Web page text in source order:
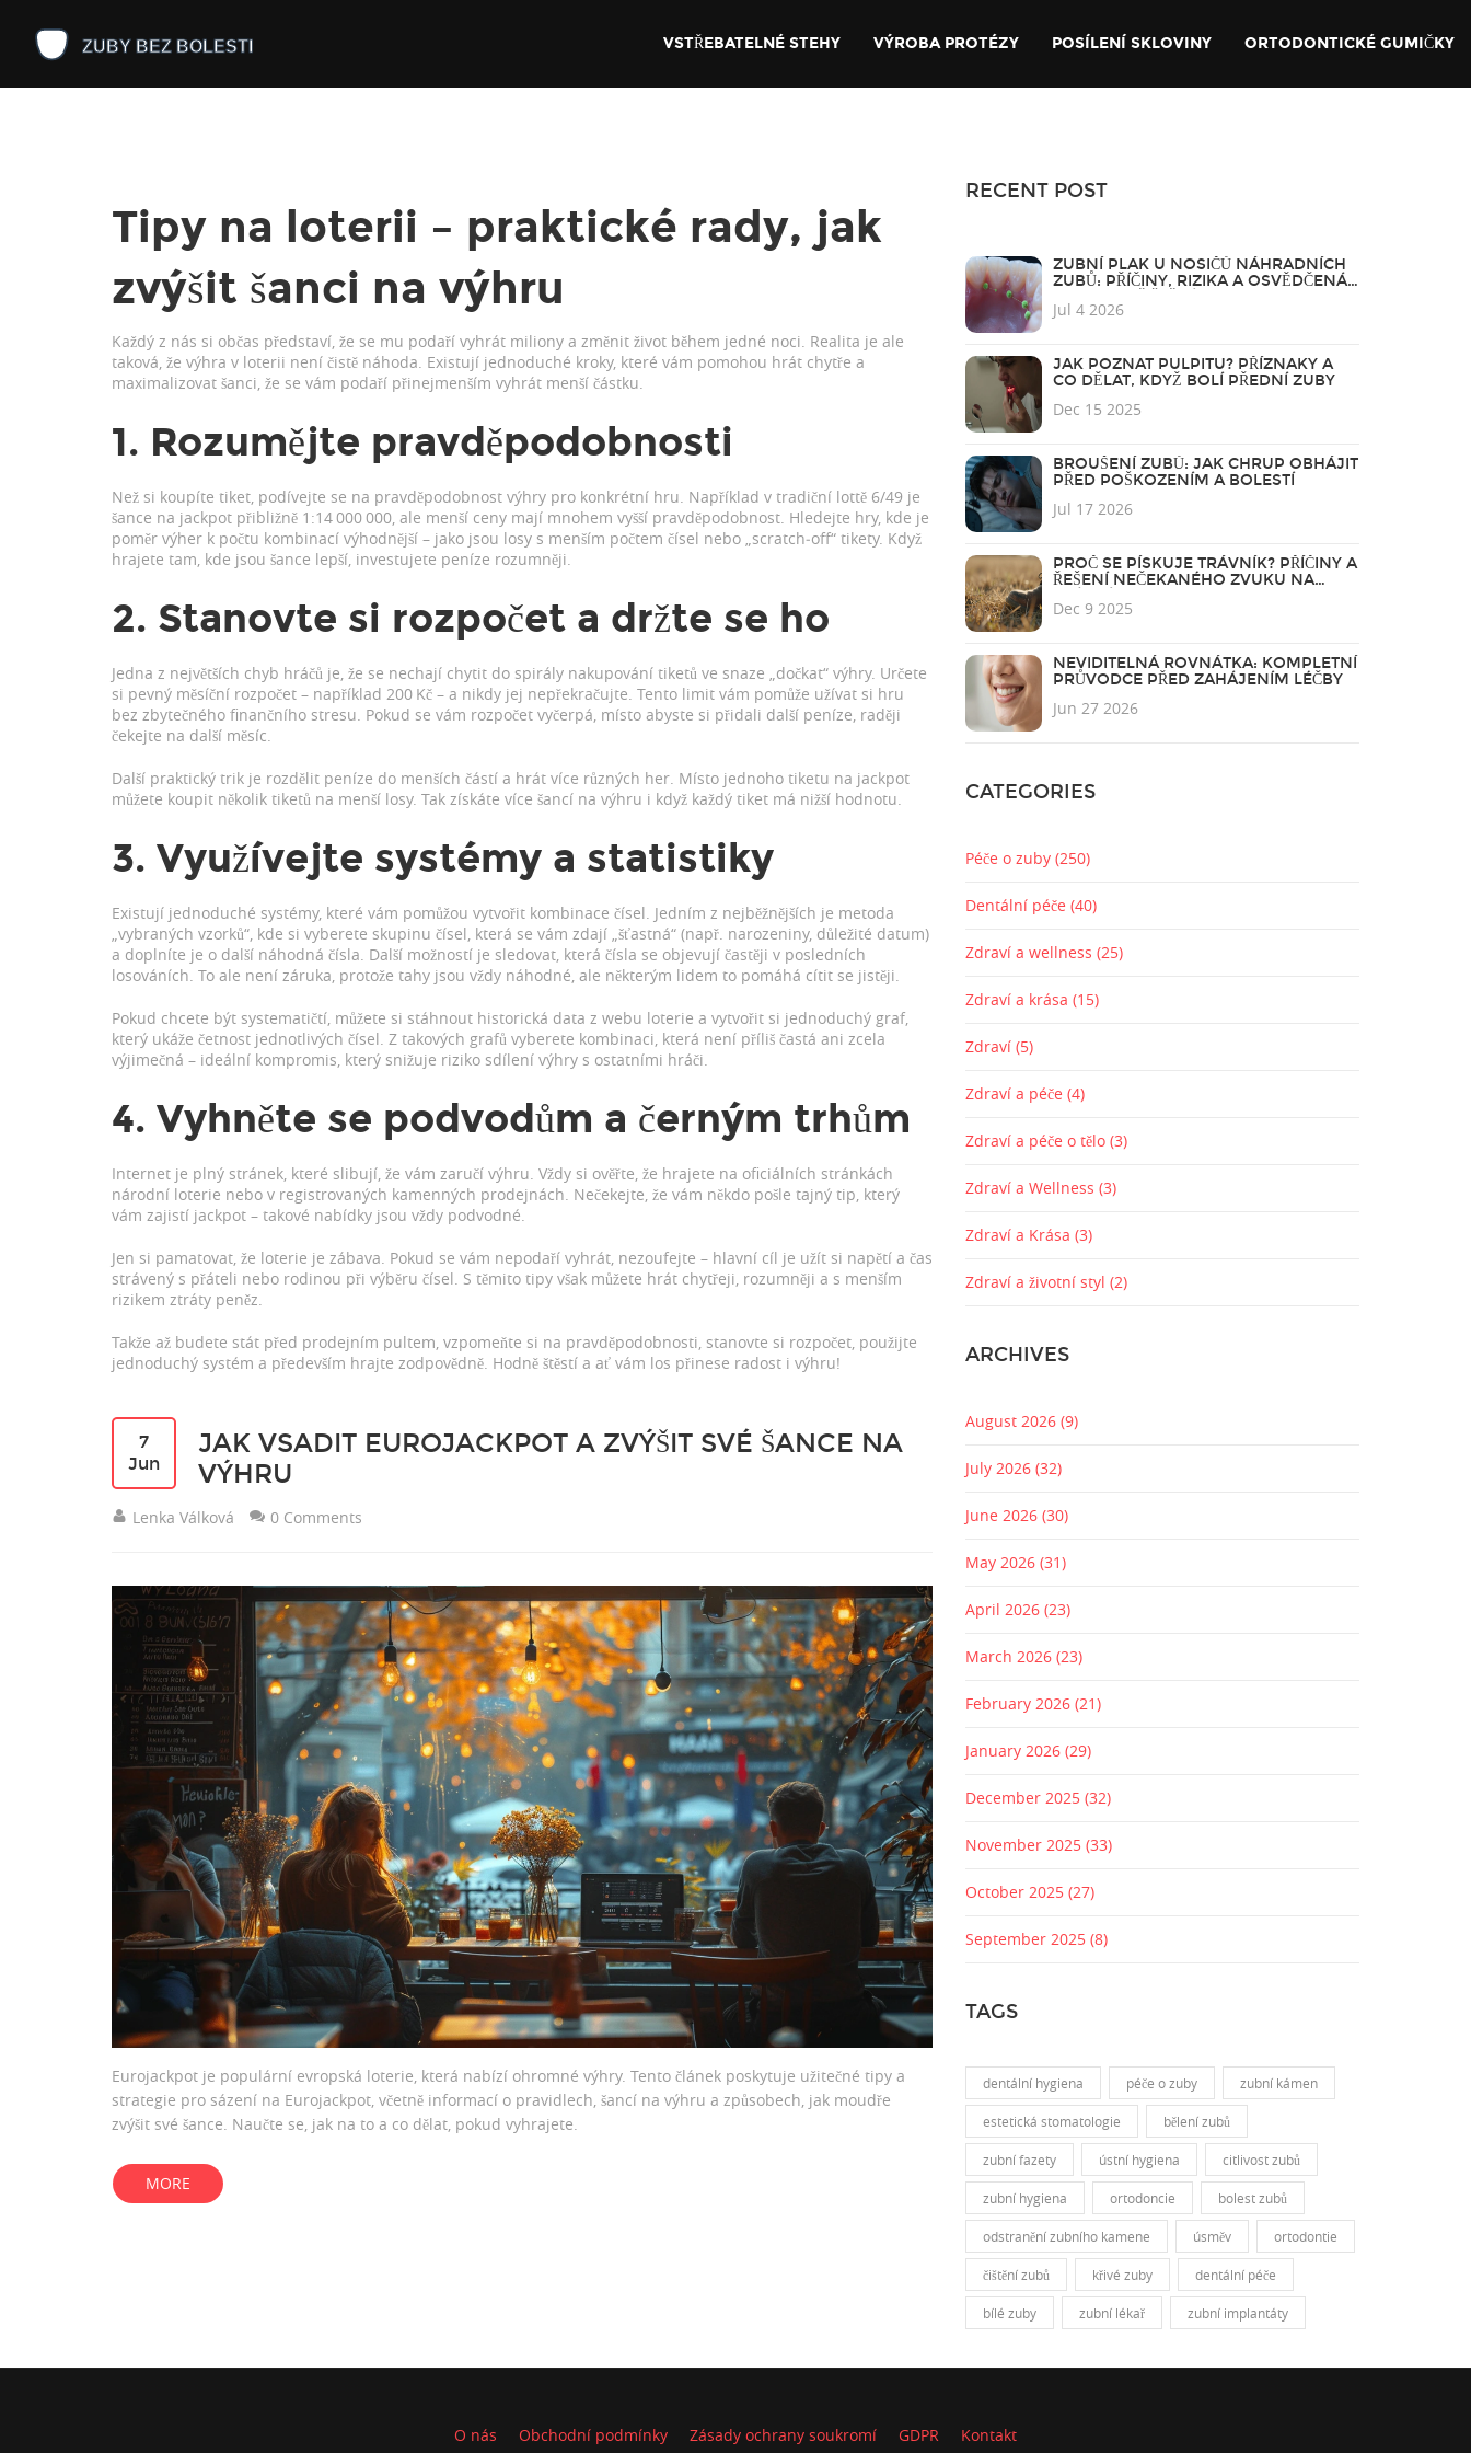
VSTŘEBATELNÉ STEHY VÝROBA PROTÉZY POSÍLENÍ SKLOVINY ORTODONTICKÉ GUMIČKY
Tipy na loterii – praktické rady, jak
zvýšit šanci na výhru
Každý z nás si občas představí, že se mu podaří vyhrát miliony a změnit život během jedné noci. Realita je ale
taková, že výhra v loterii není čistě náhoda. Existují jednoduché kroky, které vám pomohou hrát chytře a
maximalizovat šanci, že se vám podaří přinejmenším vyhrát menší částku.
1. Rozumějte pravděpodobnosti
Než si koupíte tiket, podívejte se na pravděpodobnost výhry pro konkrétní hru. Například v tradiční lottě 6/49 je
šance na jackpot přibližně 1:14 000 000, ale menší ceny mají mnohem vyšší pravděpodobnost. Hledejte hry, kde je
poměr výher k počtu kombinací výhodnější – jako jsou losy s menším počtem čísel nebo „scratch‑off“ tikety. Když
hrajete tam, kde jsou šance lepší, investujete peníze rozumněji.
2. Stanovte si rozpočet a držte se ho
Jedna z největších chyb hráčů je, že se nechají chytit do spirály nakupování tiketů ve snaze „dočkat“ výhry. Určete
si pevný měsíční rozpočet – například 200 Kč – a nikdy jej nepřekračujte. Tento limit vám pomůže užívat si hru
bez zbytečného finančního stresu. Pokud se vám rozpočet vyčerpá, místo abyste si přidali další peníze, raději
čekejte na další měsíc.
Další praktický trik je rozdělit peníze do menších částí a hrát více různých her. Místo jednoho tiketu na jackpot
můžete koupit několik tiketů na menší losy. Tak získáte více šancí na výhru i když každý tiket má nižší hodnotu.
3. Využívejte systémy a statistiky
Existují jednoduché systémy, které vám pomůžou vytvořit kombinace čísel. Jedním z nejběžnějších je metoda
„vybraných vzorků“, kde si vyberete skupinu čísel, která se vám zdají „šťastná“ (např. narozeniny, důležité datum)
a doplníte je o další náhodná čísla. Další možností je sledovat, která čísla se objevují častěji v posledních
losováních. To ale není záruka, protože tahy jsou vždy náhodné, ale některým lidem to pomáhá cítit se jistěji.
Pokud chcete být systematičtí, můžete si stáhnout historická data z webu loterie a vytvořit si jednoduchý graf,
který ukáže četnost jednotlivých čísel. Z takových grafů vyberete kombinaci, která není příliš častá ani zcela
výjimečná – ideální kompromis, který snižuje riziko sdílení výhry s ostatními hráči.
4. Vyhněte se podvodům a černým trhům
Internet je plný stránek, které slibují, že vám zaručí výhru. Vždy si ověřte, že hrajete na oficiálních stránkách
národní loterie nebo v registrovaných kamenných prodejnách. Nečekejte, že vám někdo pošle tajný tip, který
vám zajistí jackpot – takové nabídky jsou vždy podvodné.
Jen si pamatovat, že loterie je zábava. Pokud se vám nepodaří vyhrát, nezoufejte – hlavní cíl je užít si napětí a čas
strávený s přáteli nebo rodinou při výběru čísel. S těmito tipy však můžete hrát chytřeji, rozumněji a s menším
rizikem ztráty peněz.
Takže až budete stát před prodejním pultem, vzpomeňte si na pravděpodobnosti, stanovte si rozpočet, použijte
jednoduchý systém a především hrajte zodpovědně. Hodně štěstí a ať vám los přinese radost i výhru!
7
Jun
JAK VSADIT EUROJACKPOT A ZVÝŠIT SVÉ ŠANCE NA
VÝHRU
Lenka Válková 0 Comments
Eurojackpot je populární evropská loterie, která nabízí ohromné výhry. Tento článek poskytuje užitečné tipy a
strategie pro sázení na Eurojackpot, včetně informací o pravidlech, šancí na výhru a způsobech, jak moudře
zvýšit své šance. Naučte se, jak na to a co dělat, pokud vyhrajete.
MORE
RECENT POST
ZUBNÍ PLAK U NOSIČŮ NÁHRADNÍCH
ZUBŮ: PŘÍČINY, RIZIKA A OSVĚDČENÁ
Jul 4 2026
JAK POZNAT PULPITU? PŘÍZNAKY A
CO DĚLAT, KDYŽ BOLÍ PŘEDNÍ ZUBY
Dec 15 2025
BROUŠENÍ ZUBŮ: JAK CHRUP OBHÁJIT
PŘED POŠKOZENÍM A BOLESTÍ
Jul 17 2026
PROČ SE PÍSKUJE TRÁVNÍK? PŘÍČINY A
ŘEŠENÍ NEČEKANÉHO ZVUKU NA
Dec 9 2025
NEVIDITELNÁ ROVNÁTKA: KOMPLETNÍ
PRŮVODCE PŘED ZAHÁJENÍM LÉČBY
Jun 27 2026
CATEGORIES
Péče o zuby (250)
Dentální péče (40)
Zdraví a wellness (25)
Zdraví a krása (15)
Zdraví (5)
Zdraví a péče (4)
Zdraví a péče o tělo (3)
Zdraví a Wellness (3)
Zdraví a Krása (3)
Zdraví a životní styl (2)
ARCHIVES
August 2026 (9)
July 2026 (32)
June 2026 (30)
May 2026 (31)
April 2026 (23)
March 2026 (23)
February 2026 (21)
January 2026 (29)
December 2025 (32)
November 2025 (33)
October 2025 (27)
September 2025 (8)
TAGS
dentální hygiena péče o zuby zubní kámen
estetická stomatologie bělení zubů
zubní fazety ústní hygiena citlivost zubů
zubní hygiena ortodoncie bolest zubů
odstranění zubního kamene úsměv ortodontie
čištění zubů křivé zuby dentální péče
bílé zuby zubní lékař zubní implantáty
O nás Obchodní podmínky Zásady ochrany soukromí GDPR Kontakt